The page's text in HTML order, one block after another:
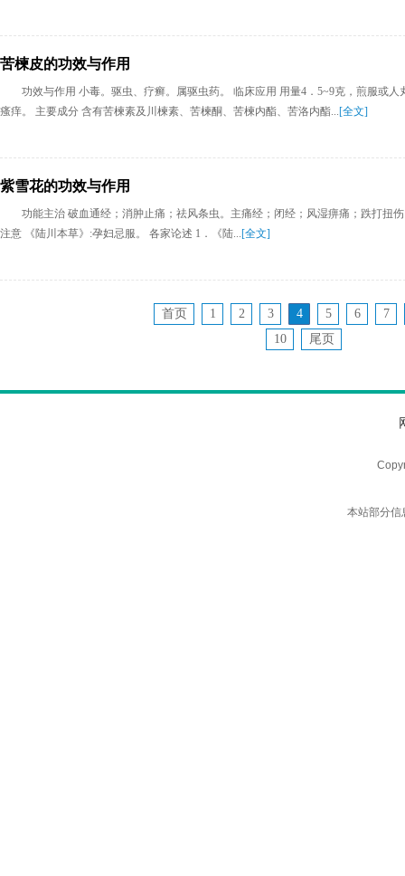
苦楝皮的功效与作用
功效与作用 小毒。驱虫、疗癣。属驱虫药。 临床应用 用量4．5~9克，煎服或
瘙痒。 主要成分 含有苦楝素及川楝素、苦楝酮、苦楝内酯、苦洛内酯...[全文]
紫雪花的功效与作用
功能主治 破血通经；消肿止痛；祛风条虫。主痛经；闭经；风湿痹痛；跌打扭
注意 《陆川本草》:孕妇忌服。 各家论述 1．《陆...[全文]
首页 1 2 3 4 5 6
7
10
尾页
本站部分信